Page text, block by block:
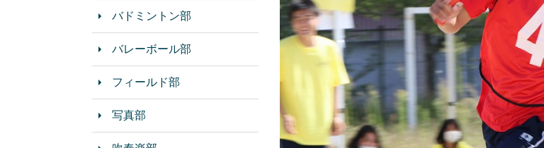
バドミントン部
バレーボール部
フィールド部
写真部